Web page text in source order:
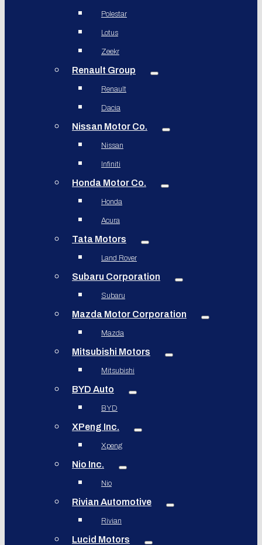
Polestar
Lotus
Zeekr
Renault Group
Renault
Dacia
Nissan Motor Co.
Nissan
Infiniti
Honda Motor Co.
Honda
Acura
Tata Motors
Land Rover
Subaru Corporation
Subaru
Mazda Motor Corporation
Mazda
Mitsubishi Motors
Mitsubishi
BYD Auto
BYD
XPeng Inc.
Xpeng
Nio Inc.
Nio
Rivian Automotive
Rivian
Lucid Motors